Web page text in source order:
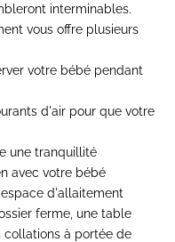
interminables.
vous offre plusieurs
votre bébé pendant
d'air pour que votre
une tranquillité
avec votre bébé
espace d'allaitement
ferme, une table
à portée de